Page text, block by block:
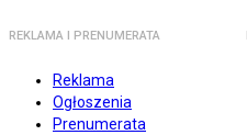
REKLAMA I PRENUMERATA
Reklama
Ogłoszenia
Prenumerata